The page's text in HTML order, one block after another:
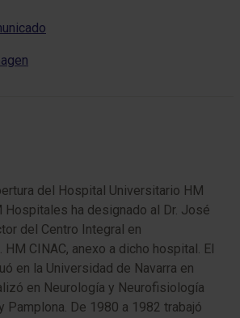
del Hospital Universitario HM
Hospitales ha designado al Dr. José
del Centro Integral en
HM CINAC, anexo a dicho hospital. El
en la Universidad de Navarra en
en Neurología y Neurofisiología
Pamplona. De 1980 a 1982 trabajó